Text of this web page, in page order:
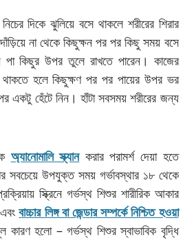
দিকে ঝুলিয়ে বসে থাকলে শরীরের শিরার
না থেকে কিছুক্ষন পর পর কিছু সময় বসে
কিছুর উপর তুলে রাখতে পারেন। কাজের
থাকতে হলে কিছুক্ষণ পর পর পায়ের উপর ভর
একটু হেঁটে নিন। হাঁটা সবসময় শরীরের জন্য
অ্যানোমালি স্ক্যানকরার পরামর্শ দেয়া হতে
সবচেয়ে উপযুক্ত সময় গর্ভাবস্থার ১৮ থেকে
স্ক্রিনে গর্ভস্থ শিশুর শারীরিক আকার
এবংবাচ্চার লিঙ্গ বা জেন্ডার সম্পর্কে নিশ্চিত হওয়া
কারণ হলো – গর্ভস্থ শিশুর স্বাভাবিক বৃদ্ধি